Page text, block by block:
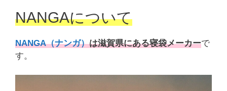
NANGAについて
NANGA（ナンガ）は滋賀県にある寝袋メーカーで
す。